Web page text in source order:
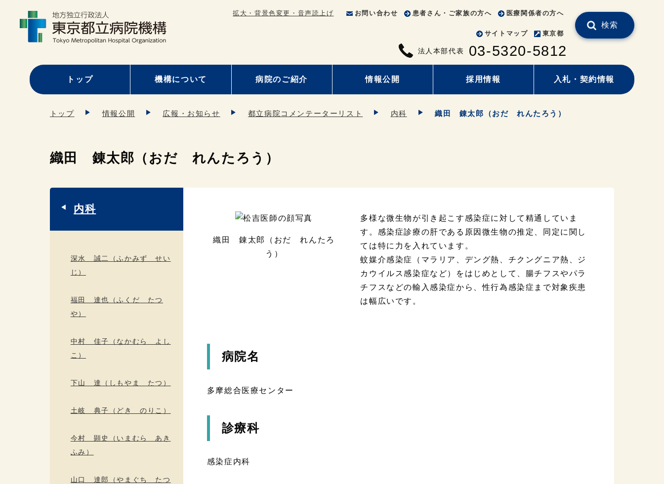
拡大・背景色変更・音声読上げ お問い合わせ 患者さん・ご家族の方へ 医療関係者の方へ
サイトマップ 東京都
法人本部代表 03-5320-5812
検索
トップ 機構について 病院のご紹介 情報公開 採用情報 入札・契約情報
トップ 情報公開 広報・お知らせ 都立病院コメンテーターリスト 内科 織田 錬太郎（おだ れんたろう）
織田 錬太郎（おだ れんたろう）
織田 錬太郎（おだ れんたろ
う）
多様な微生物が引き起こす感染症に対して精通していま
す。感染症診療の肝である原因微生物の推定、同定に関し
ては特に力を入れています。
蚊媒介感染症（マラリア、デング熱、チクングニア熱、ジ
カウイルス感染症など）をはじめとして、腸チフスやパラ
チフスなどの輸入感染症から、性行為感染症まで対象疾患
は幅広いです。
病院名
多摩総合医療センター
診療科
感染症内科
内科
深水 誠二（ふかみず せい
じ）
福田 達也（ふくだ たつ
や）
中村 佳子（なかむら よし
こ）
下山 達（しもやま たつ）
土岐 典子（どき のりこ）
今村 顕史（いまむら あき
ふみ）
山口 達郎（やまぐち たつ